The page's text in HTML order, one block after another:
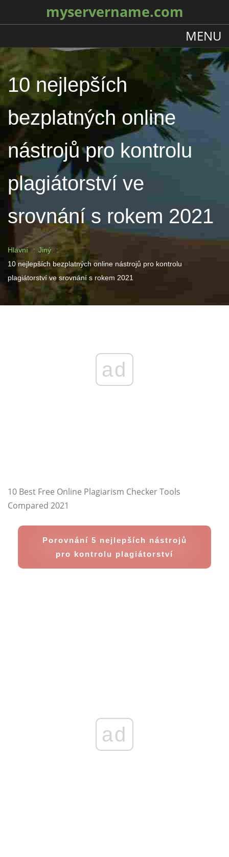
myservername.com
MENU
10 nejlepších
bezplatných online
nástrojů pro kontrolu
plagiátorství ve
srovnání s rokem 2021
Hlavní
Jiný
10 nejlepších bezplatných online nástrojů pro kontrolu
plagiátorství ve srovnání s rokem 2021
ad
10 Best Free Online Plagiarism Checker Tools
Compared 2021
Porovnání 5 nejlepších nástrojů
pro kontrolu plagiátorství
ad